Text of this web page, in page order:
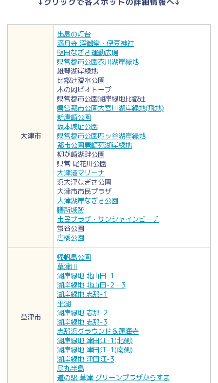
大津市
出島の灯台
満月寺 浮御堂・伊豆神社
堅田なぎさ運動広場
県営都市公園衣川湖岸緑地
雄琴湖岸緑地
比叡辻臨水公園
木の岡ビオトープ
県営都市公園湖岸緑地比叡辻
県営都市公園大宮川湖岸緑地(飛地)
新唐崎公園
坂本城址公園
県営都市公園四ッ谷湖岸緑地
都市公園唐崎苑湖岸緑地
柳が崎湖畔公園
県営 尾花川公園
大津港マリーナ
浜大津なぎさ公園
大津市市民プラザ
大津湖岸なぎさ公園
膳所城跡
市民プラザ・サンシャインビーチ
蛍谷公園
唐橋公園
草津市
帰帆島公園
草津川
湖岸緑地 北山田-1
湖岸緑地 北山田-2・3
湖岸緑地 志那-1
平湖
湖岸緑地 志那-2
湖岸緑地 志那-3
志那浜グラウンド＆蓮海寺
湖岸緑地 津田江-1(北側)
湖岸緑地 津田江-1(南側)
湖岸緑地 津田江-3
烏丸半島
道の駅 草津 グリーンプラザからすま